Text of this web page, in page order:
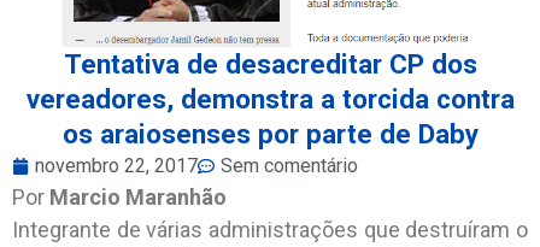
Tentativa de desacreditar CP dos
vereadores, demonstra a torcida contra
os araiosenses por parte de Daby
novembro 22, 2017 Sem comentário
Por Marcio Maranhão
Integrante de várias administrações que destruíram o